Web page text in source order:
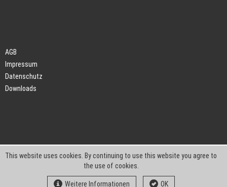
AGB
Impressum
Datenschutz
Downloads
This website uses cookies. By continuing to use this website you agree to
the use of cookies.
Weitere Informationen OK